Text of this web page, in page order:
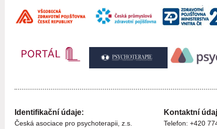
Identifikační údaje:
Česká asociace pro psychoterapii, z.s.
Kontaktní
Telefon: +420